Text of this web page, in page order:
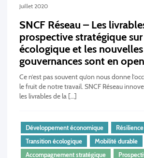
Juillet 2020
SNCF Réseau – Les
prospective stratégique
écologique et les
gouvernances sont en
Ce n’est pas souvent qu’on nous donne
le fruit de notre travail. SNCF Réseau
les livrables de la […]
Développement économique
Transition écologique
Mobilité durable
Accompagnement stratégique